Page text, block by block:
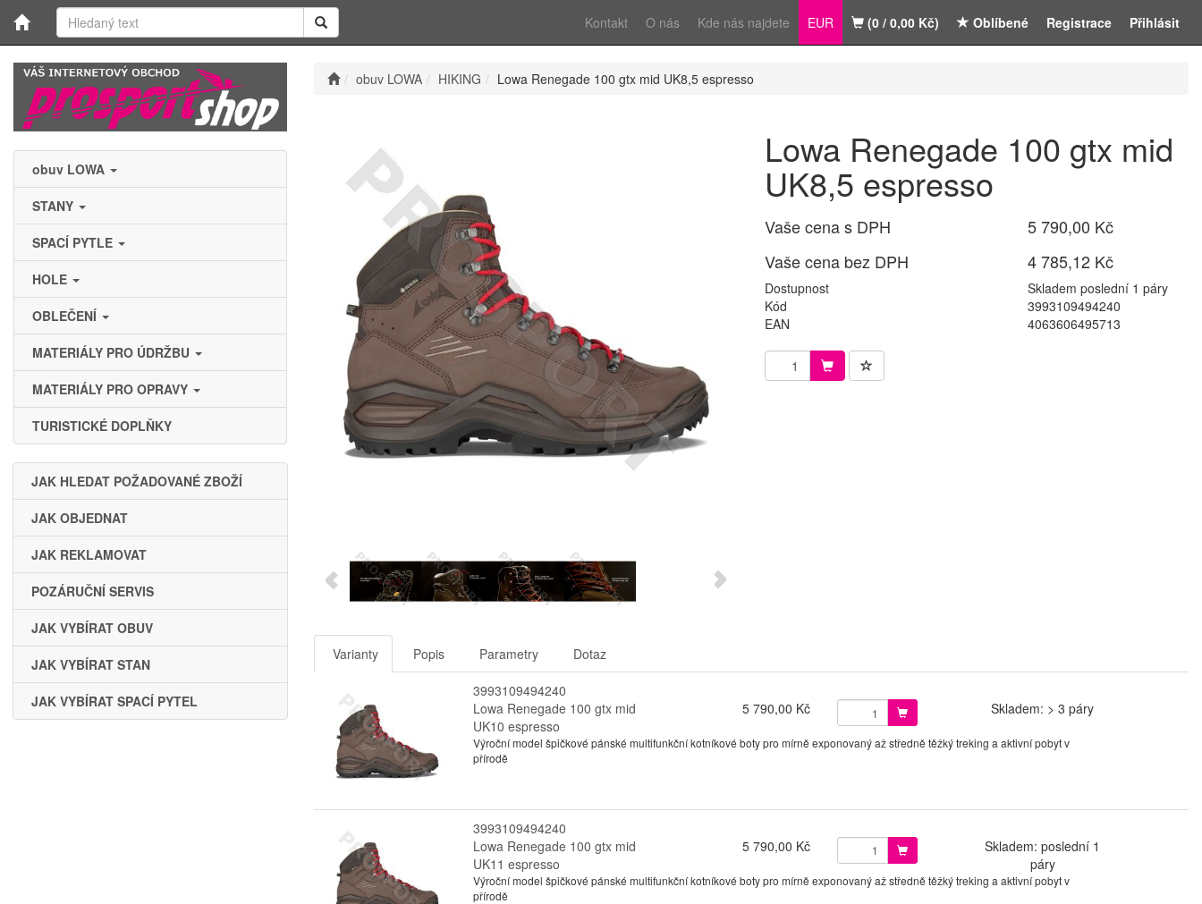
Registrace Přihlásit
Kontakt O nás Kde nás najdete EUR (0 / 0,00 Kč) Oblíbené
obuv LOWA
STANY
SPACÍ PYTLE
HOLE
OBLEČENÍ
MATERIÁLY PRO ÚDRŽBU
MATERIÁLY PRO OPRAVY
TURISTICKÉ DOPLŇKY
JAK HLEDAT POŽADOVANÉ ZBOŽÍ
JAK OBJEDNAT
JAK REKLAMOVAT
POZÁRUČNÍ SERVIS
JAK VYBÍRAT OBUV
JAK VYBÍRAT STAN
JAK VYBÍRAT SPACÍ PYTEL
obuv LOWA HIKING Lowa Renegade 100 gtx mid UK8,5 espresso
Lowa Renegade 100 gtx mid
UK8,5 espresso
Vaše cena s DPH
5 790,00 Kč
Vaše cena bez DPH
4 785,12 Kč
Dostupnost
Skladem poslední 1 páry
Kód
3993109494240
EAN
4063606495713
Varianty Popis Parametry Dotaz
3993109494240
Lowa Renegade 100 gtx mid
UK10 espresso
5 790,00 Kč Skladem: > 3 páry
Výroční model špičkové pánské multifunkční kotníkové boty pro mírně exponovaný až středně těžký treking a aktivní pobyt v
přírodě
3993109494240
Lowa Renegade 100 gtx mid
UK11 espresso
5 790,00 Kč
Skladem: poslední 1
páry
Výroční model špičkové pánské multifunkční kotníkové boty pro mírně exponovaný až středně těžký treking a aktivní pobyt v
přírodě